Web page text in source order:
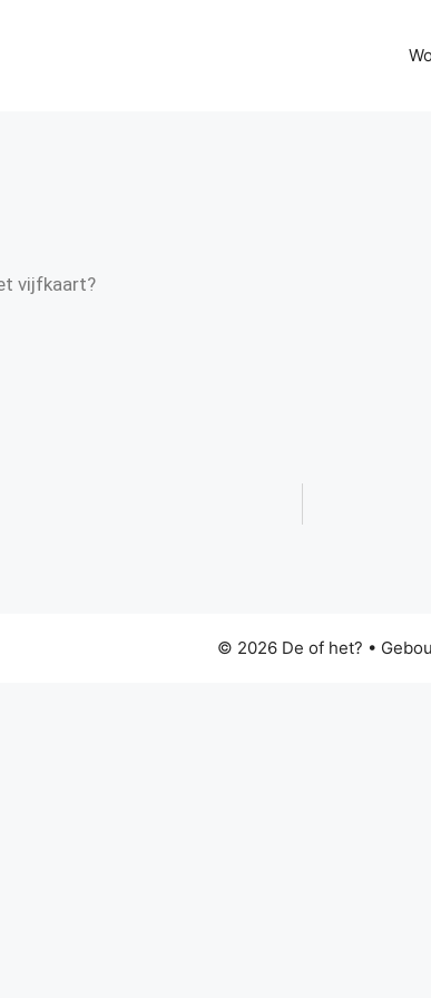
vijfkaart?
© 2026 De of het? •